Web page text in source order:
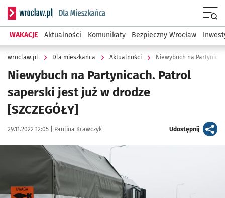
Serwis informacyjny wroclaw.pl podserwis: Dla mieszkańca
WAKACJE Aktualności Komunikaty Bezpieczny Wrocław
wroclaw.pl Dla mieszkańca Aktualności Niewybuch na
Niewybuch na Partynicach. Patrol
saperski jest już w drodze
[SZCZEGÓŁY]
Data publikacji:
29.11.2022 12:05 | Autor:
Paulina Krawczyk Udostępnijartykuł
Kliknij, aby powiększyć